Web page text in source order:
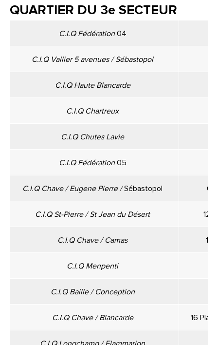
QUARTIER DU 3e SECTEUR
C.I.Q Fédération04
C.I.Q Vallier 5 avenues / Sébastopol
C.I.Q Haute Blancarde
C.I.Q Chartreux
C.I.Q Chutes Lavie
C.I.Q Fédération05
C.I.Q Chave / Eugene Pierre /Sébastopol 6
C.I.Q St-Pierre / St Jean du Désert 126
C.I.Q Chave / Camas 17
C.I.Q Menpenti
C.I.Q Baille / Conception
C.I.Q Chave / Blancarde 16